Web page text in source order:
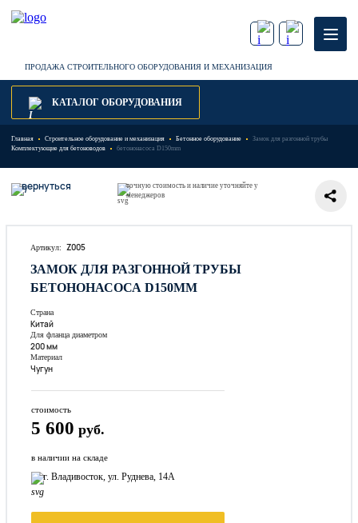
ПРОДАЖА СТРОИТЕЛЬНОГО ОБОРУДОВАНИЯ И МЕХАНИЗАЦИЯ
КАТАЛОГ ОБОРУДОВАНИЯ
Главная Строительное оборудование и механизация
Бетонное оборудование
Комплектующие для бетоноводов
Замок для разгонной трубы
бетононасоса D150mm
вернуться
точную стоимость и наличие уточняйте у
менеджеров
Артикул: Z005
ЗАМОК ДЛЯ РАЗГОННОЙ ТРУБЫ
БЕТОНОНАСОСА D150MM
Страна
Китай
Для фланца диаметром
200 мм
Материал
Чугун
стоимость
5 600 руб.
в наличии на складе
г. Владивосток, ул. Руднева, 14А